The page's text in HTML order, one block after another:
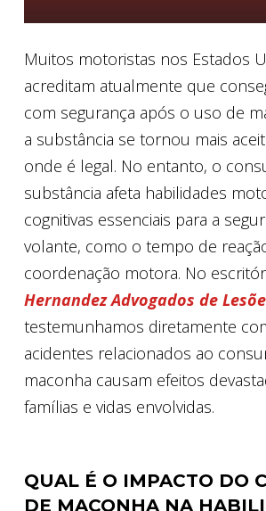
Muitos motoristas nos Estados
acreditam atualmente que
com segurança após o uso de
a substância se tornou mais
onde é legal. No entanto, o
substância afeta habilidades
cognitivas essenciais para a
volante, como o tempo de
coordenação motora. No
Hernandez Advogados de
testemunhamos diretamente
acidentes relacionados ao
maconha causam efeitos
famílias e vidas envolvidas.
QUAL É O IMPACTO DO
DE MACONHA NA